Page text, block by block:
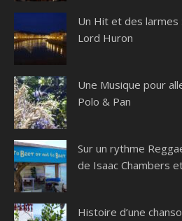
Un Hit et des larmes
Lord Huron
Une Musique pour
Polo & Pan
Sur un rythme
de Isaac Chambers
Histoire d’une